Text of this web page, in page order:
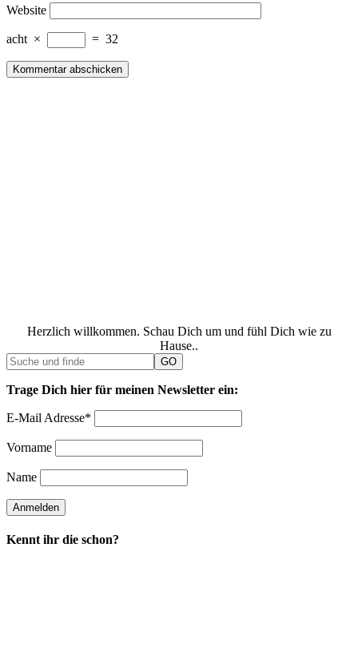
Website
acht × = 32
Herzlich willkommen. Schau Dich um und fühl Dich wie zu
Hause..
Trage Dich hier für meinen Newsletter ein:
E-Mail Adresse*
Vorname
Name
Kennt ihr die schon?